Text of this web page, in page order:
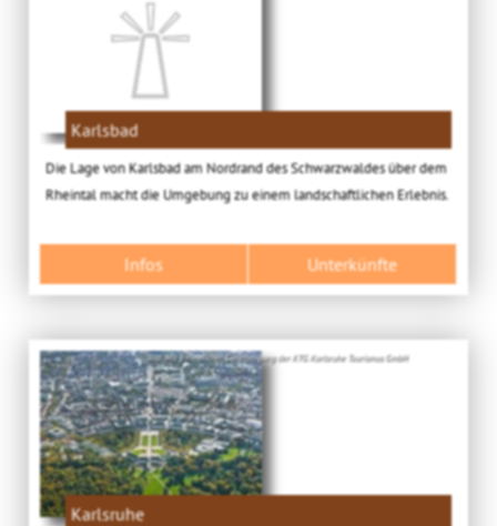
Karlsbad
Die Lage von Karlsbad am Nordrand des Schwarzwaldes über dem
Rheintal macht die Umgebung zu einem landschaftlichen Erlebnis.
Infos Unterkünfte
Bild: Mit freundlicher Genehmigung der KTG Karlsruhe Tourismus GmbH
Karlsruhe